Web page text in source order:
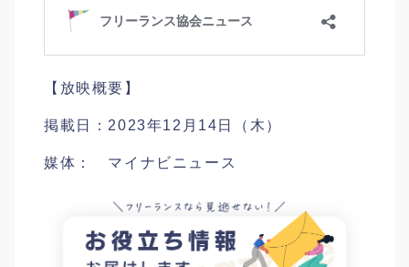
【放映概要】
掲載日：2023年12月14日（木）
媒体： マイナビニュース